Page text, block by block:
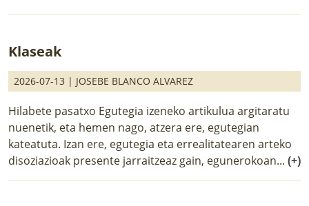
Klaseak
2026-07-13 | JOSEBE BLANCO ALVAREZ
Hilabete pasatxo Egutegia izeneko artikulua argitaratu
nuenetik, eta hemen nago, atzera ere, egutegian
kateatuta. Izan ere, egutegia eta errealitatearen arteko
disoziazioak presente jarraitzeaz gain, egunerokoan... (+)